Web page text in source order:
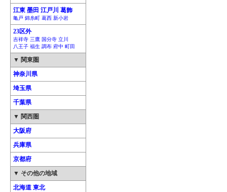
江東 墨田 江戸川 葛飾
亀戸 錦糸町 葛西 新小岩
23区外
吉祥寺 三鷹 国分寺 立川
八王子 福生 調布 府中 町田
▼ 関東圏
神奈川県
埼玉県
千葉県
▼ 関西圏
大阪府
兵庫県
京都府
▼ その他の地域
北海道 東北